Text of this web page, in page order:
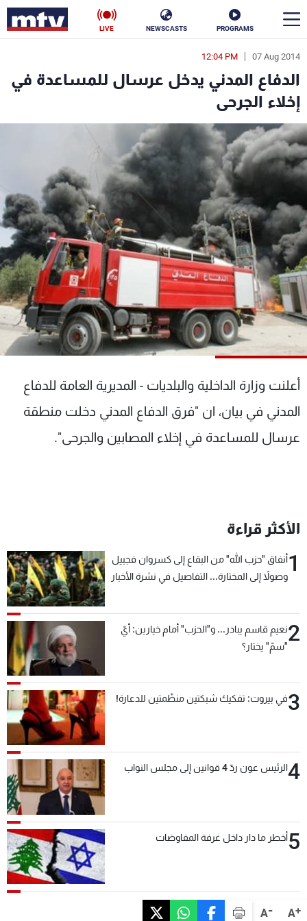
PROGRAMS
NEWSCASTS
LIVE
A+
A-
07 Aug 2014
12:04 PM
الدفاع المدني يدخل عرسال للمساعدة في
إخلاء الجرحى
أعلنت وزارة الداخلية والبلديات - المديرية العامة للدفاع
المدني في بيان، ان "فرق الدفاع المدني دخلت منطقة
عرسال للمساعدة في إخلاء المصابين والجرحى".
الأكثر قراءة
1أنفاق "حزب الله" من البقاع إلى كسروان فجبيل
وصولاً إلى المختارة... التفاصيل في نشرة الأخبار
2نعيم قاسم يبادر... و"الحزب" أمام خيارين: أيّ
"سمّ" يختار؟
3في بيروت: تفكيك شبكتين منظّمتين للدعارة!
4الرئيس عون ردّ 4 قوانين إلى مجلس النواب
5أخطر ما دار داخل غرفة المفاوضات
en
الأخبار
سياسة ناس
إقتصاد فن
رياضة
كأس العالم
البرامج
جدول البرامج
شاهد البرامج
الترددات
عن MTV
لاعلاناتكم
وظائف
شروط الإسـتخدام